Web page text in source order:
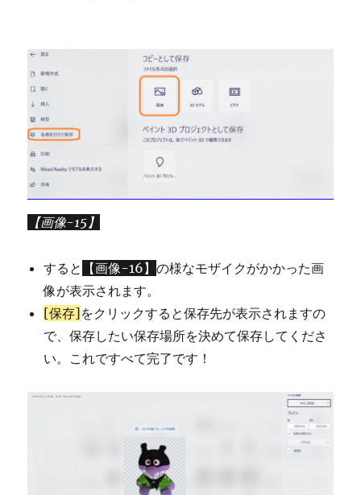
【画像-15】
すると 【画像-16】の様なモザイクがかかった画
像が表示されます。
[保存]をクリックすると保存先が表示されますの
で、保存したい保存場所を決めて保存してくださ
い。これですべて完了です！